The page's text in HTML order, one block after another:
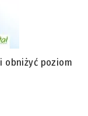
obniżyć poziom